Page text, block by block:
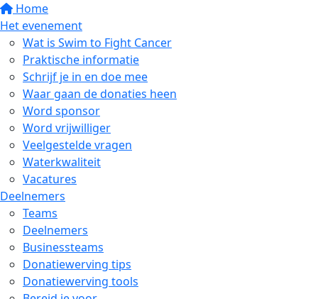
Home
Het evenement
Wat is Swim to Fight Cancer
Praktische informatie
Schrijf je in en doe mee
Waar gaan de donaties heen
Word sponsor
Word vrijwilliger
Veelgestelde vragen
Waterkwaliteit
Vacatures
Deelnemers
Teams
Deelnemers
Businessteams
Donatiewerving tips
Donatiewerving tools